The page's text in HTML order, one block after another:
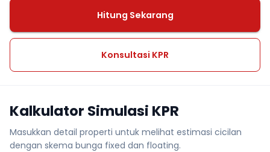
Hitung Sekarang
Konsultasi KPR
Kalkulator Simulasi KPR
Masukkan detail properti untuk melihat estimasi cicilan
dengan skema bunga fixed dan floating.